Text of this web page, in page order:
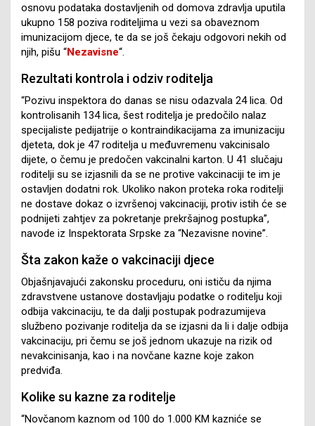
osnovu podataka dostavljenih od domova zdravlja uputila
ukupno 158 poziva roditeljima u vezi sa obaveznom
imunizacijom djece, te da se još čekaju odgovori nekih od
njih, pišu “Nezavisne“.
Rezultati kontrola i odziv roditelja
“Pozivu inspektora do danas se nisu odazvala 24 lica. Od
kontrolisanih 134 lica, šest roditelja je predočilo nalaz
specijaliste pedijatrije o kontraindikacijama za imunizaciju
djeteta, dok je 47 roditelja u međuvremenu vakcinisalo
dijete, o čemu je predočen vakcinalni karton. U 41 slučaju
roditelji su se izjasnili da se ne protive vakcinaciji te im je
ostavljen dodatni rok. Ukoliko nakon proteka roka roditelji
ne dostave dokaz o izvršenoj vakcinaciji, protiv istih će se
podnijeti zahtjev za pokretanje prekršajnog postupka”,
navode iz Inspektorata Srpske za “Nezavisne novine”.
Šta zakon kaže o vakcinaciji djece
Objašnjavajući zakonsku proceduru, oni ističu da njima
zdravstvene ustanove dostavljaju podatke o roditelju koji
odbija vakcinaciju, te da dalji postupak podrazumijeva
službeno pozivanje roditelja da se izjasni da li i dalje odbija
vakcinaciju, pri čemu se još jednom ukazuje na rizik od
nevakcinisanja, kao i na novčane kazne koje zakon
predviđa.
Kolike su kazne za roditelje
“Novčanom kaznom od 100 do 1.000 KM kazniće se